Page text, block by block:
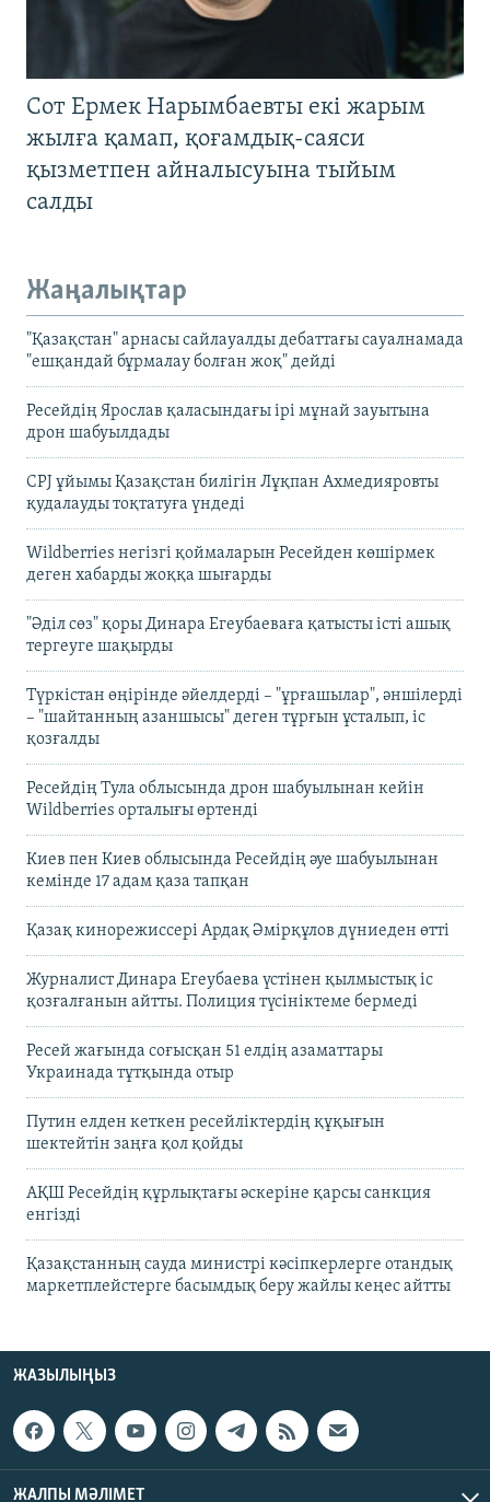
Сот Ермек Нарымбаевты екі жарым
жылға қамап, қоғамдық-саяси
қызметпен айналысуына тыйым
салды
Жаңалықтар
"Қазақстан" арнасы сайлауалды дебаттағы сауалнамада
"ешқандай бұрмалау болған жоқ" дейді
Ресейдің Ярослав қаласындағы ірі мұнай зауытына
дрон шабуылдады
CPJ ұйымы Қазақстан билігін Лұқпан Ахмедияровты
қудалауды тоқтатуға үндеді
Wildberries негізгі қоймаларын Ресейден көшірмек
деген хабарды жоққа шығарды
"Әділ сөз" қоры Динара Егеубаеваға қатысты істі ашық
тергеуге шақырды
Түркістан өңірінде әйелдерді – "ұрғашылар", әншілерді
– "шайтанның азаншысы" деген тұрғын ұсталып, іс
қозғалды
Ресейдің Тула облысында дрон шабуылынан кейін
Wildberries орталығы өртенді
Киев пен Киев облысында Ресейдің әуе шабуылынан
кемінде 17 адам қаза тапқан
Қазақ кинорежиссері Ардақ Әмірқұлов дүниеден өтті
Журналист Динара Егеубаева үстінен қылмыстық іс
қозғалғанын айтты. Полиция түсініктеме бермеді
Ресей жағында соғысқан 51 елдің азаматтары
Украинада тұтқында отыр
Путин елден кеткен ресейліктердің құқығын
шектейтін заңға қол қойды
АҚШ Ресейдің құрлықтағы әскеріне қарсы санкция
енгізді
Қазақстанның сауда министрі кәсіпкерлерге отандық
маркетплейстерге басымдық беру жайлы кеңес айтты
ЖАЗЫЛЫҢЫЗ
ЖАЛПЫ МӘЛІМЕТ